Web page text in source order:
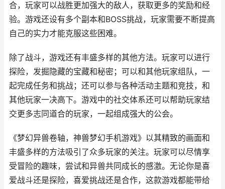
合，玩家可以战胜更加强大的敌人，获取更多的奖励和经
验。游戏还设有多个副本和BOSS挑战，玩家需要不断提高
自己的实力才能克服这些困难。
除了战斗，游戏还有丰盛多样的其他方法。玩家可以进行
探险，发掘隐藏的宝藏和秘密；可以和其他玩家组队，一
起完成任务和挑战；还可以参与各种活动主题和竞技，和
其他玩家一决高下。游戏中的社交体系还可以帮助玩家结
交更多志同道合的玩家，一起组成强大的公会。
《梦幻异兽卷轴，神兽梦幻手机游戏》以其精致的画面和
丰盛多样的方法吸引了众多玩家的关注。玩家可以尽情享
受冒险的趣味，尝试和异兽共同成长的感激。无论你是喜
爱战斗还是探险，喜爱挑战还是合作，这款游戏都能带给